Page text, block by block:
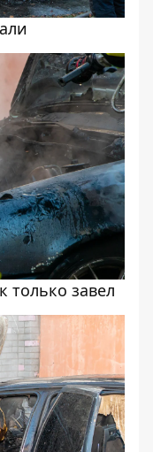
только завел